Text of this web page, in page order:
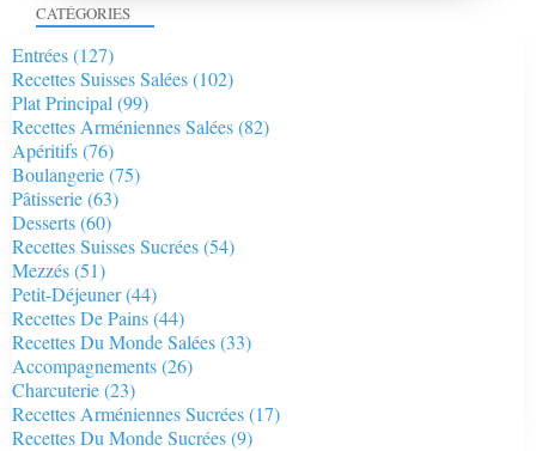
CATÉGORIES
Entrées(127)
Recettes Suisses Salées(102)
Plat Principal (99)
Recettes Arméniennes Salées(82)
Apéritifs(76)
Boulangerie(75)
Pâtisserie(63)
Desserts(60)
Recettes Suisses Sucrées(54)
Mezzés(51)
Petit-Déjeuner(44)
Recettes De Pains(44)
Recettes Du Monde Salées(33)
Accompagnements(26)
Charcuterie(23)
Recettes Arméniennes Sucrées(17)
Recettes Du Monde Sucrées(9)